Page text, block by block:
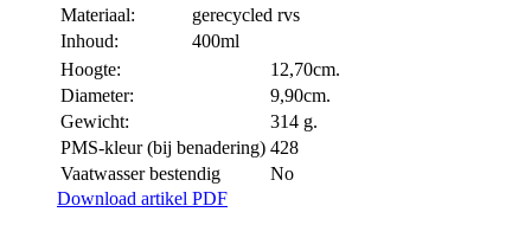
Materiaal:
gerecycled rvs
Inhoud:
400ml
Hoogte:
12,70cm.
Diameter:
9,90cm.
Gewicht:
314 g.
PMS-kleur (bij benadering) 428
Vaatwasser bestendig
No
Download artikel PDF